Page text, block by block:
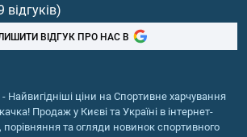
кислоти
відгуків)
ВІДГУК ПРО НАС В
ціни на Спортивне харчування
Продаж у Києві та Україні в інтернет-
порівняння та огляди новинок спортивного